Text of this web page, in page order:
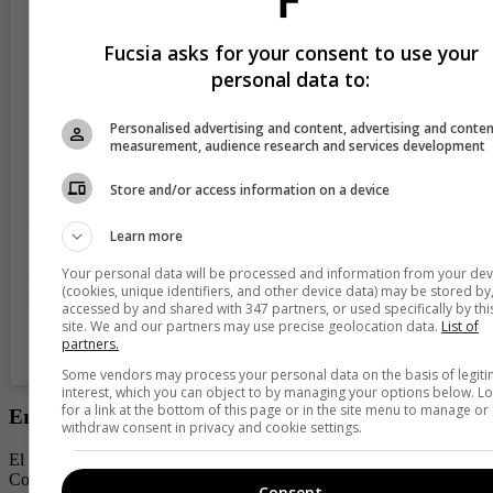
View this post on Instagram
A post shared by New York Times Fashion & Style (@nytstyle)
Eric Adams y Tracey Collins
El alcalde de Nueva York llegó a la gala con su pareja, Tracey
Collins. El político llegó pisando fuerte, ya que su atuendo era más
Fucsia asks for your consent to use your
personal data to:
Personalised advertising and content, advertising and
measurement, audience research and services development
Store and/or access information on a device
Learn more
Your personal data will be processed and information from your
(cookies, unique identifiers, and other device data) may be stored by,
accessed by and shared with 347 partners, or used specifically by
site. We and our partners may use precise geolocation data. List of
partners.
Some vendors may process your personal data on the basis of
interest, which you can object to by managing your options below.
for a link at the bottom of this page or in the site menu to manage or
withdraw consent in privacy and cookie settings.